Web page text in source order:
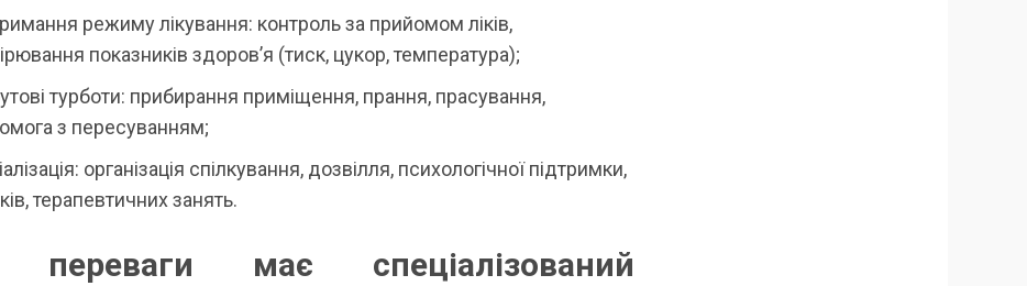
режиму лікування: контроль за прийомом ліків,
показників здоров’я (тиск, цукор, температура);
турботи: прибирання приміщення, прання, прасування,
з пересуванням;
організація спілкування, дозвілля, психологічної підтримки,
терапевтичних занять.
переваги має спеціалізований